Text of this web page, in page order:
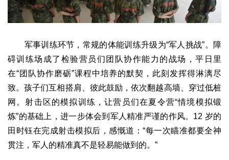
军事训练环节，常规的体能训练升级为“军人挑战”。障
碍训练场成了检验营员们团队协作能力的战场，平日里
在“团队协作磨砺”课程中培养的默契，此刻发挥得淋漓尽
致。孩子们互相搭肩、彼此鼓励，依次翻越高墙、穿过低桩
网。射击区的模拟训练，让营员们在夏令营“情境模拟锻
炼”的基础上，进一步体会到军人精准严谨的作风。12 岁的
田时钰在完成射击模拟后，感慨道：“每一次瞄准都要全神
贯注，军人的精准真不是轻易能做到的。”